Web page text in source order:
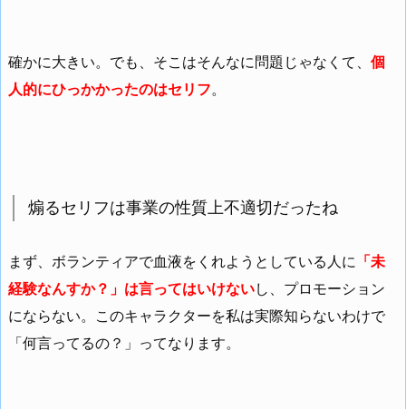
確かに大きい。でも、そこはそんなに問題じゃなくて、 個
人的にひっかかったのはセリフ。
煽るセリフは事業の性質上不適切だったね
まず、ボランティアで血液をくれようとしている人に
「未
経験なんすか？」は言ってはいけないし、プロモーション
にならない。このキャラクターを私は実際知らないわけで
「何言ってるの？」ってなります。